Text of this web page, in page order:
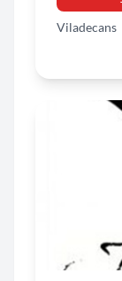
Viladecans